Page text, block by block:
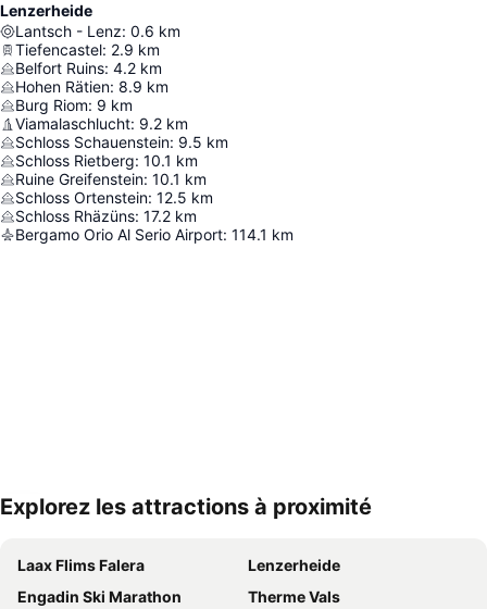
Lenzerheide
Lantsch - Lenz: 0.6 km
Tiefencastel: 2.9 km
Belfort Ruins: 4.2 km
Hohen Rätien: 8.9 km
Burg Riom: 9 km
Viamalaschlucht: 9.2 km
Schloss Schauenstein: 9.5 km
Schloss Rietberg: 10.1 km
Ruine Greifenstein: 10.1 km
Schloss Ortenstein: 12.5 km
Schloss Rhäzüns: 17.2 km
Bergamo Orio Al Serio Airport: 114.1 km
Explorez les attractions à proximité
Laax Flims Falera
Lenzerheide
Engadin Ski Marathon
Therme Vals